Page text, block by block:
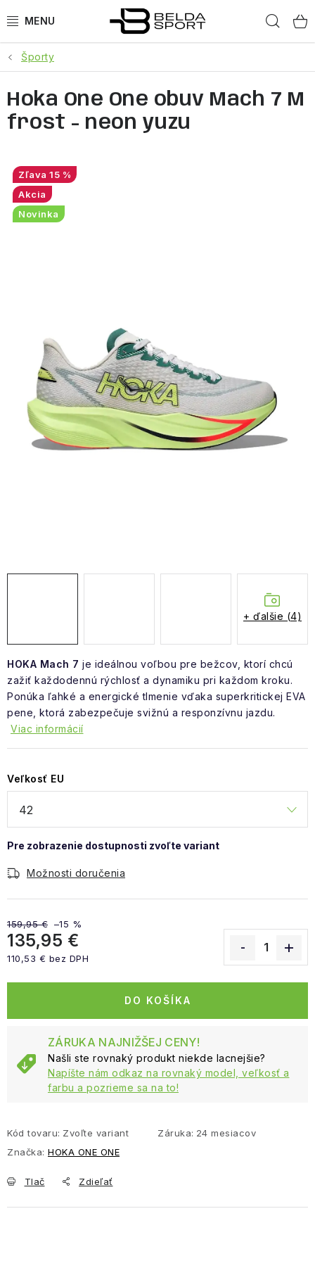
na
ŠPORTY
BEH
GOLDBERGH
OBLEČENIE
VÝPREDAJ
ZNAČKY
Vrátenie a výmena Doprava a platba
Blog
Moja objednávka
Športy
HOKA Mach 7 je ideálnou voľbou pre bežcov, ktorí chcú
zažiť každodennú rýchlosť a dynamiku pri každom kroku.
Ponúka ľahké a energické tlmenie vďaka superkritickej EVA
pene, ktorá zabezpečuje svižnú a responzívnu jazdu.
Viac informácií
Veľkosť EU
Možnosti doručenia
159,95 € –15 %
135,95 €
110,53 € bez DPH
DO KOŠÍKA
ZÁRUKA NAJNIŽŠEJ CENY!
Našli ste rovnaký produkt niekde lacnejšie?
Napíšte nám odkaz na rovnaký model, veľkosť a
farbu a pozrieme sa na to!
Kód tovaru: Zvoľte variant Záruka: 24 mesiacov
Značka: HOKA ONE ONE
Tlač Zdieľať
Hoka One One obuv Mach 7 M
frost - neon yuzu
15 %
Akcia
Novinka
+ ďalšie (4)